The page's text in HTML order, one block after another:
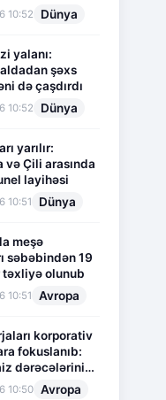
10:52 Dünya
yalanı:
şəxs
də çaşdırdı
10:52 Dünya
yarılır:
və Çili arasında
layihəsi
10:51 Dünya
meşə
səbəbindən 19
təxliyə olunub
10:51 Avropa
korporativ
fokuslanıb:
dərəcələrinin
cari vəziyyət
10:50 Avropa